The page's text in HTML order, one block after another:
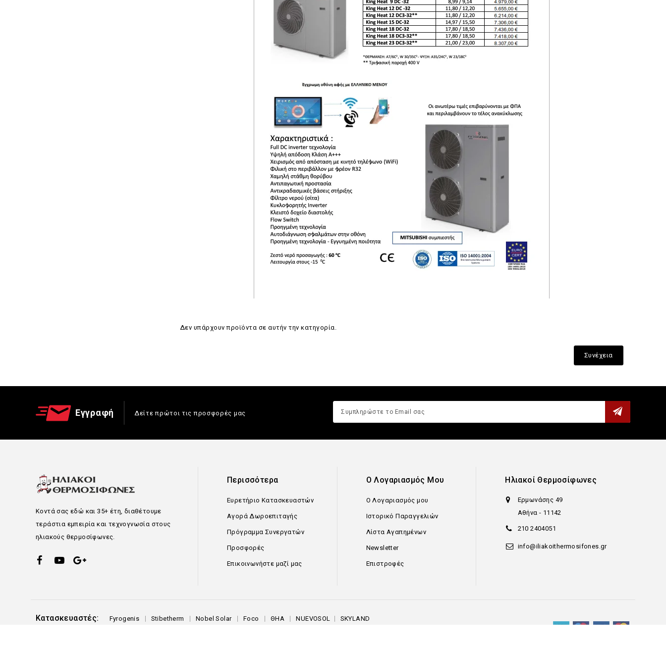
Δεν υπάρχουν προϊόντα σε αυτήν την κατηγορία.
Συνέχεια
Εγγραφή Δείτε πρώτοι τις προσφορές μας
Κοντά σας εδώ και 35+ έτη, διαθέτουμε
τεράστια εμπειρία και τεχνογνωσία στους
ηλιακούς θερμοσίφωνες.
Περισσότερα
Ευρετήριο Κατασκευαστών
Αγορά Δωροεπιταγής
Πρόγραμμα Συνεργατών
Προσφορές
Επικοινωνήστε μαζί μας
Ο Λογαριασμός Μου
Ο Λογαριασμός μου
Ιστορικό Παραγγελιών
Λίστα Αγαπημένων
Newsletter
Επιστροφές
Ηλιακοί Θερμοσίφωνες
Ερμωνάσης 49
Αθήνα - 11142
210 2404051
info@iliakoithermosifones.gr
Κατασκευαστές: Fyrogenis Stibetherm Nobel Solar Foco ΘΗΑ NUEVOSOL
SKYLAND